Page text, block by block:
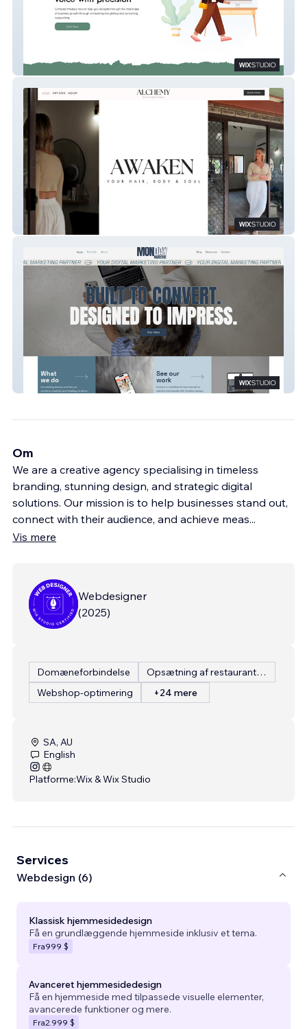
Compass Media
Alchemy HBS
Monday Marketing
Om
We are a creative agency specialising in timeless
branding, stunning design, and strategic digital
solutions. Our mission is to help businesses stand out,
connect with their audience, and achieve meas...
Vis mere
Webdesigner
(2025)
Domæneforbindelse
Opsætning af restaurantmenu
Webshop-optimering
+24 mere
SA, AU
English
Platforme:Wix & Wix Studio
Services
Webdesign (6)
Klassisk hjemmesidedesign
Få en grundlæggende hjemmeside inklusiv et tema.
Fra999 $
Avanceret hjemmesidedesign
Få en hjemmeside med tilpassede visuelle elementer,
avancerede funktioner og mere.
Fra2.999 $